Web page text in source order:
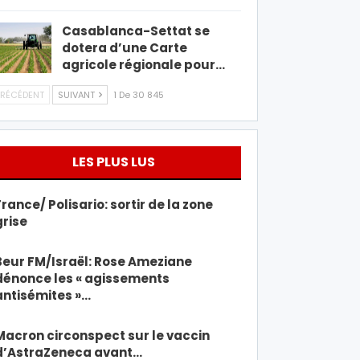
Casablanca-Settat se
dotera d’une Carte
agricole régionale pour…
SUIVANT 1 De 30 845
LES PLUS LUS
Polisario: sortir de la zone
FM/Israël: Rose Ameziane
les « agissements
»…
circonspect sur le vaccin
avant…